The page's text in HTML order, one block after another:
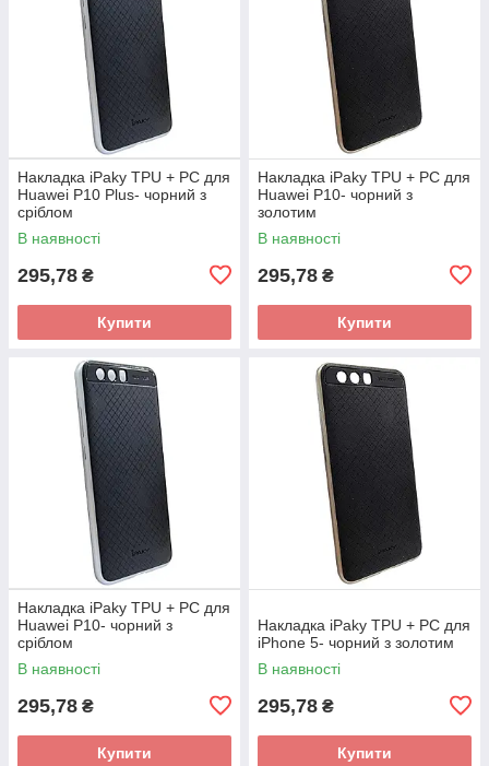
Накладка iPaky TPU + PC для
Huawei P10 Plus- чорний з
сріблом
В наявності
295,78 ₴
Купити
Накладка iPaky TPU + PC для
Huawei P10- чорний з
золотим
В наявності
295,78 ₴
Купити
Накладка iPaky TPU + PC для
Huawei P10- чорний з
сріблом
В наявності
295,78 ₴
Купити
Накладка iPaky TPU + PC для
iPhone 5- чорний з золотим
В наявності
295,78 ₴
Купити